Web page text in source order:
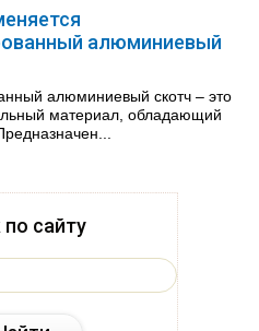
алюминиевый
алюминиевый скотч – это
материал, обладающий
сайту